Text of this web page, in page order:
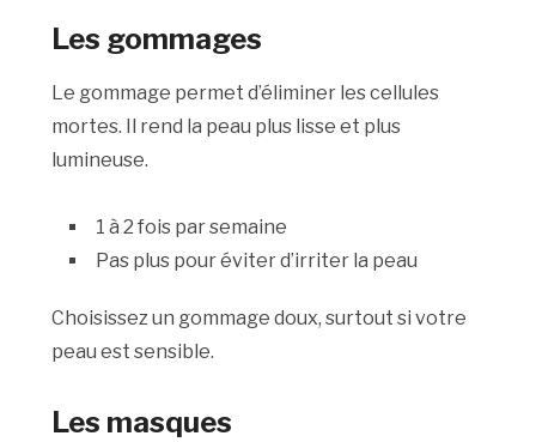
Les gommages
Le gommage permet d’éliminer les cellules
mortes. Il rend la peau plus lisse et plus
lumineuse.
1 à 2 fois par semaine
Pas plus pour éviter d’irriter la peau
Choisissez un gommage doux, surtout si votre
peau est sensible.
Les masques